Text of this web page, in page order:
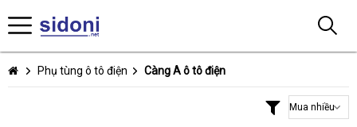
Phụ tùng ô tô điện Càng A ô tô điện